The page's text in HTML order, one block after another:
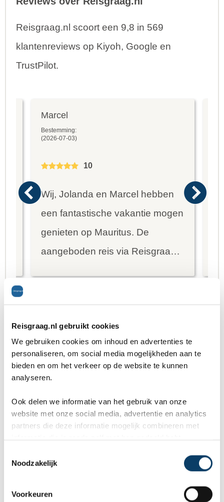
Reisgraag.nl gebruikt cookies
We gebruiken cookies om inhoud en advertenties te
personaliseren, om social media mogelijkheden aan te
bieden en om het verkeer op de website te kunnen
analyseren.
Ook delen we informatie van het gebruik van onze
website met onze social media, advertentie en analytics
partners die deze informatie mogelijk combineren met
Noodzakelijk
Voorkeuren
Reisgraag.nl scoort een 9,8 in 569
klantenreviews op Kiyoh, Google en
TrustPilot.
Marcel
Bestemming:
(2026-07-03)
10
Wij, Jolanda en Marcel hebben
een fantastische vakantie mogen
genieten op Mauritus. De
aangeboden reis via Reisgraag
kunnen ontdekken...
Net iets lager dan de San Cristóbal, is
Concepción (1.610 meter) nog steeds een reus
onder de vulkanen in Nicaragua. De vulkaan ligt
in aan de westkant van het eiland Ometepe en de
meest recente uitbarsting vond plaats in 1986.
Wel gooide de vulkaan recent (2006) nog as uit.
Het beklimmen van deze vulkaan is een
koffieplantages, rotsen en bananenplantages.